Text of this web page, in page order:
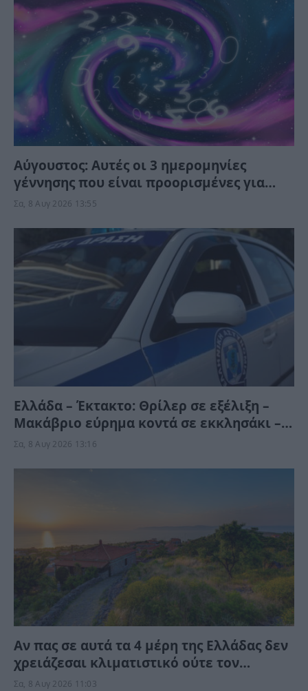
Αύγουστος: Αυτές οι 3 ημερομηνίες
γέννησης που είναι προορισμένες για
τύχη και αφθονία – Το Σύμπαν τις ευνοεί
Σα, 8 Αυγ 2026 13:55
Ελλάδα – Έκτακτο: Θρίλερ σε εξέλιξη –
Μακάβριο εύρημα κοντά σε εκκλησάκι –
Αστυνομικές δυνάμεις στο σημείο
Σα, 8 Αυγ 2026 13:16
Αν πας σε αυτά τα 4 μέρη της Ελλάδας δεν
χρειάζεσαι κλιματιστικό ούτε τον
Αύγουστο
Σα, 8 Αυγ 2026 11:03